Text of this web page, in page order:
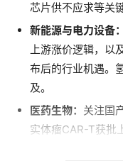
芯片供不应求等关
新能源与电力设备：
上游涨价逻辑，以
布后的行业机遇。
及。
医药生物： 关注国
实体瘤CAR-T获批